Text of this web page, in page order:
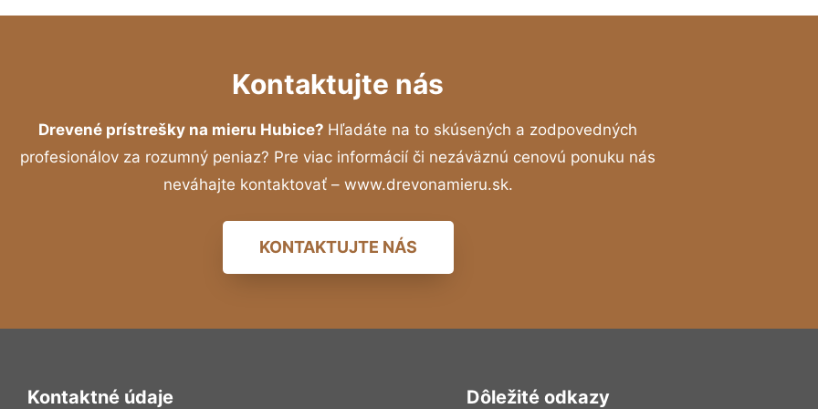
Kontaktujte nás
Drevené prístrešky na mieru Hubice? Hľadáte na to skúsených a zodpovedných
profesionálov za rozumný peniaz? Pre viac informácií či nezáväznú cenovú ponuku nás
neváhajte kontaktovať – www.drevonamieru.sk.
KONTAKTUJTE NÁS
Kontaktné údaje Dôležité odkazy